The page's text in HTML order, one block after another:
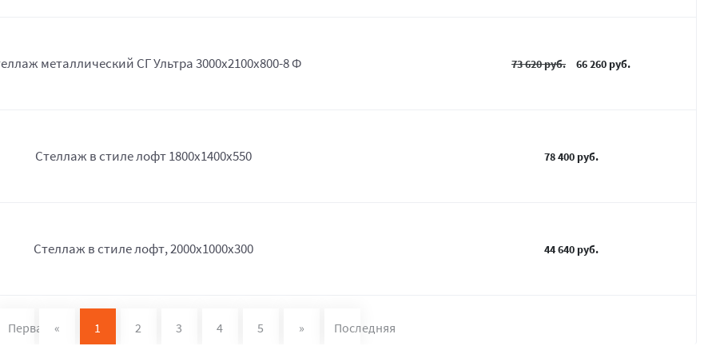
металлический СГ Ультра 3000x2100x800-8 Ф 73 620 руб. 66 260 руб.
Стеллаж в стиле лофт 1800х1400х550 78 400 руб.
Стеллаж в стиле лофт, 2000х1000х300 44 640 руб.
Первая « 1 2 3 4 5 » Последняя